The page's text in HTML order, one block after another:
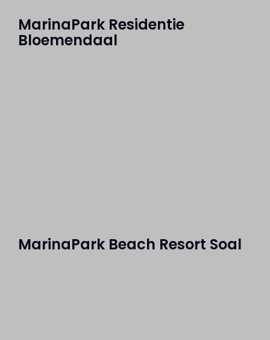
MarinaPark Residentie
Bloemendaal
MarinaPark Beach Resort Soal